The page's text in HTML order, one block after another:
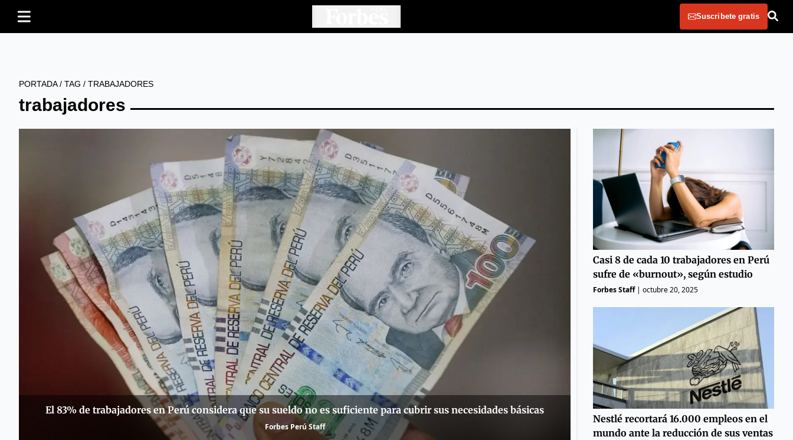
Suscribete gratis
PORTADA/ TAG / TRABAJADORES
trabajadores
El 83% de trabajadores en Perú considera que su sueldo no es suficiente para cubrir sus necesidades básicas
Forbes Perú Staff
Casi 8 de cada 10 trabajadores en Perú
sufre de «burnout», según estudio
Forbes Staff| octubre 20, 2025
Nestlé recortará 16.000 empleos en el
mundo ante la reducción de sus ventas